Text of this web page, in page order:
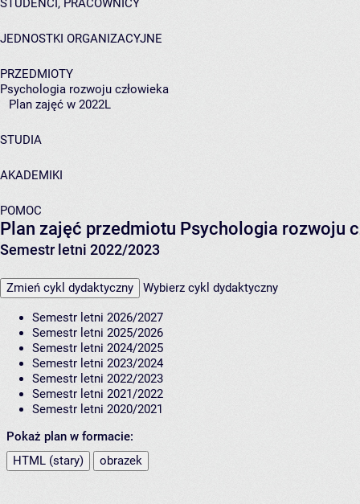
STUDENCI, PRACOWNICY
JEDNOSTKI ORGANIZACYJNE
PRZEDMIOTY
Psychologia rozwoju człowieka
Plan zajęć w 2022L
STUDIA
AKADEMIKI
POMOC
Plan zajęć przedmiotu Psychologia rozwoju
Semestr letni 2022/2023
Zmień cykl dydaktyczny Wybierz cykl dydaktyczny
Semestr letni 2026/2027
Semestr letni 2025/2026
Semestr letni 2024/2025
Semestr letni 2023/2024
Semestr letni 2022/2023
Semestr letni 2021/2022
Semestr letni 2020/2021
Pokaż plan w formacie:
HTML (stary)
obrazek